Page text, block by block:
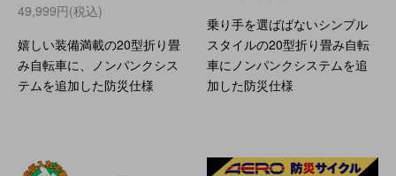
49,999円(税込)
嬉しい装備満載の20型折り畳
み自転車に、ノンパンクシス
テムを追加した防災仕様
乗り手を選ばばないシンプル
スタイルの20型折り畳み自転
車にノンパンクシステムを追
加した防災仕様